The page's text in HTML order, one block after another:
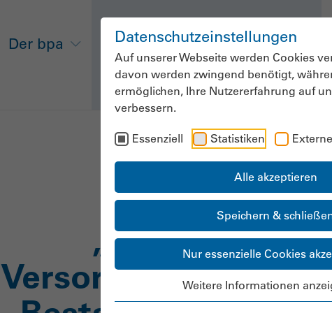
Datenschutzeinstellungen
Auf unserer Webseite werden Cookies
davon werden zwingend benötigt,
ermöglichen, Ihre Nutzererfahrung auf
verbessern.
Essenziell Statistiken
Alle akzeptieren
Speichern &
Nur essenzielle Cookies
Weitere Informationen
Der bpa News & Fachinformationen
„Tägliche